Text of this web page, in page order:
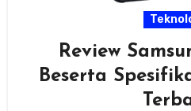
Review
Beserta